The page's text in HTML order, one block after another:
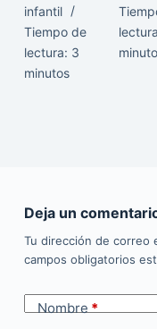
infantil
Tiempo de
lectura: 3
minutos
Deja un
Tu dirección de correo
campos obligatorios
Nombre*